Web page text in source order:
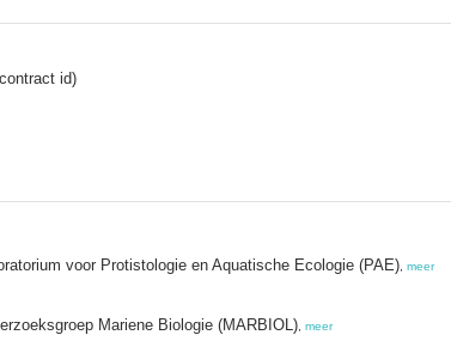
id)
voor Protistologie en Aquatische Ecologie (PAE) meer
Mariene Biologie (MARBIOL) meer